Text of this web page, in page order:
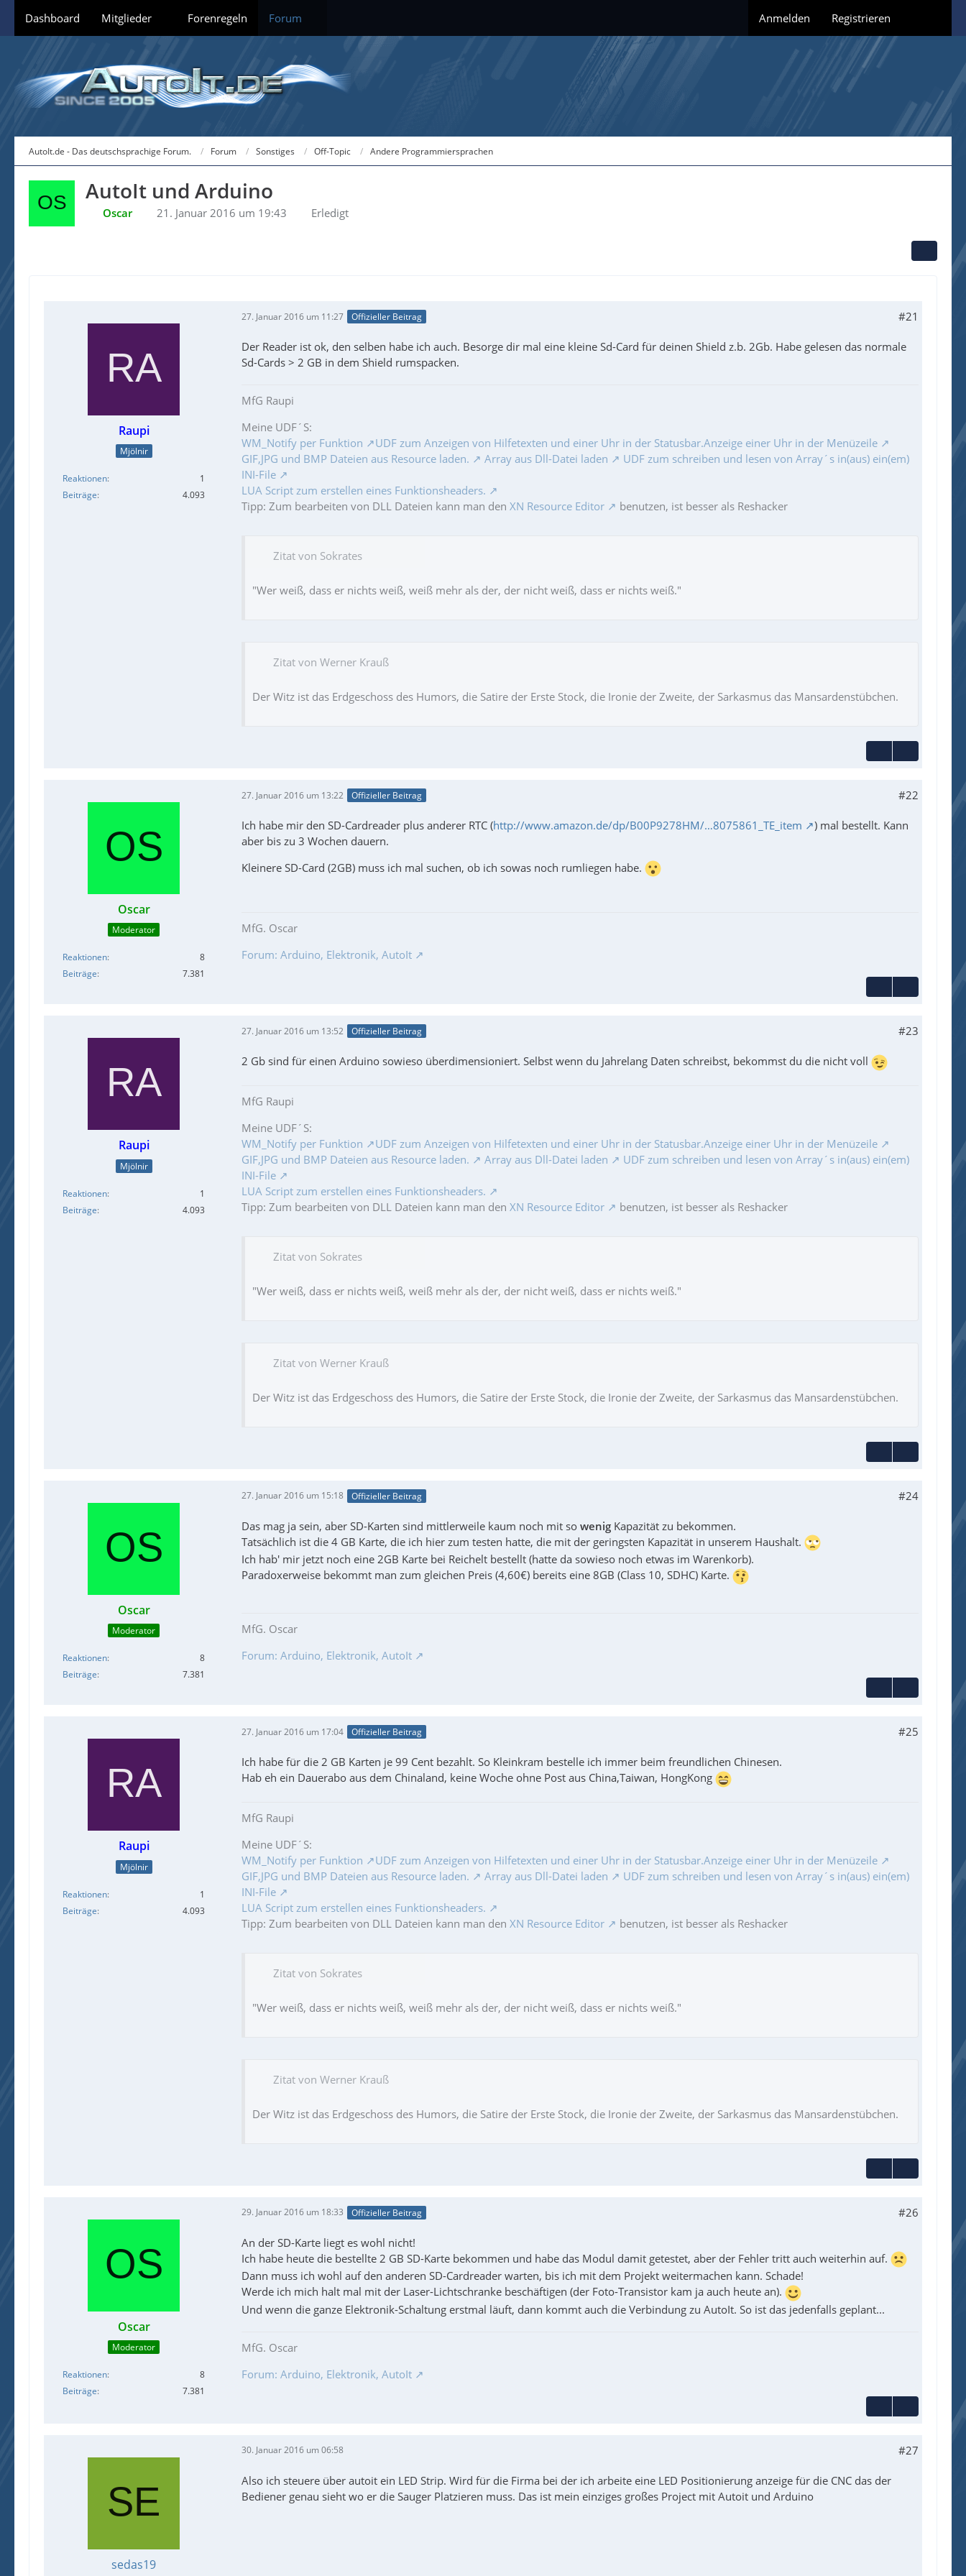
Dashboard Mitglieder Forenregeln Forum Anmelden Registrieren
AutoIt.de - Das deutschsprachige Forum. Forum Sonstiges Off-Topic Andere Programmiersprachen
AutoIt und Arduino
Oscar 21. Januar 2016 um 19:43 Erledigt
Raupi
Mjölnir
Reaktionen
1
Beiträge
4.093
27. Januar 2016 um 11:27 Offizieller Beitrag #21
Der Reader ist ok, den selben habe ich auch. Besorge dir mal eine kleine Sd-Card für deinen Shield z.b. 2Gb. Habe gelesen das normale
Sd-Cards > 2 GB in dem Shield rumspacken.
MfG Raupi
Meine UDF´S:
WM_Notify per Funktion
UDF zum Anzeigen von Hilfetexten und einer Uhr in der Statusbar.Anzeige einer Uhr in der Menüzeile
GIF,JPG und BMP Dateien aus Resource laden.
Array aus Dll-Datei laden
UDF zum schreiben und lesen von Array´s in(aus) ein(em)
INI-File
LUA Script zum erstellen eines Funktionsheaders.
Tipp: Zum bearbeiten von DLL Dateien kann man den XN Resource Editor benutzen, ist besser als Reshacker
Zitat von Sokrates
"Wer weiß, dass er nichts weiß, weiß mehr als der, der nicht weiß, dass er nichts weiß."
Zitat von Werner Krauß
Der Witz ist das Erdgeschoss des Humors, die Satire der Erste Stock, die Ironie der Zweite, der Sarkasmus das Mansardenstübchen.
Oscar
Moderator
Reaktionen
8
Beiträge
7.381
27. Januar 2016 um 13:22 Offizieller Beitrag #22
Ich habe mir den SD-Cardreader plus anderer RTC (http://www.amazon.de/dp/B00P9278HM/…8075861_TE_item
) mal bestellt. Kann
aber bis zu 3 Wochen dauern.
Kleinere SD-Card (2GB) muss ich mal suchen, ob ich sowas noch rumliegen habe.
MfG. Oscar
Forum: Arduino, Elektronik, AutoIt
Raupi
Mjölnir
Reaktionen
1
Beiträge
4.093
27. Januar 2016 um 13:52 Offizieller Beitrag #23
2 Gb sind für einen Arduino sowieso überdimensioniert. Selbst wenn du Jahrelang Daten schreibst, bekommst du die nicht voll
MfG Raupi
Meine UDF´S:
WM_Notify per Funktion
UDF zum Anzeigen von Hilfetexten und einer Uhr in der Statusbar.Anzeige einer Uhr in der Menüzeile
GIF,JPG und BMP Dateien aus Resource laden.
Array aus Dll-Datei laden
UDF zum schreiben und lesen von Array´s in(aus) ein(em)
INI-File
LUA Script zum erstellen eines Funktionsheaders.
Tipp: Zum bearbeiten von DLL Dateien kann man den XN Resource Editor benutzen, ist besser als Reshacker
Zitat von Sokrates
"Wer weiß, dass er nichts weiß, weiß mehr als der, der nicht weiß, dass er nichts weiß."
Zitat von Werner Krauß
Der Witz ist das Erdgeschoss des Humors, die Satire der Erste Stock, die Ironie der Zweite, der Sarkasmus das Mansardenstübchen.
Oscar
Moderator
Reaktionen
8
Beiträge
7.381
27. Januar 2016 um 15:18 Offizieller Beitrag #24
Das mag ja sein, aber SD-Karten sind mittlerweile kaum noch mit so wenig Kapazität zu bekommen.
Tatsächlich ist die 4 GB Karte, die ich hier zum testen hatte, die mit der geringsten Kapazität in unserem Haushalt.
Ich hab' mir jetzt noch eine 2GB Karte bei Reichelt bestellt (hatte da sowieso noch etwas im Warenkorb).
Paradoxerweise bekommt man zum gleichen Preis (4,60€) bereits eine 8GB (Class 10, SDHC) Karte.
MfG. Oscar
Forum: Arduino, Elektronik, AutoIt
Raupi
Mjölnir
Reaktionen
1
Beiträge
4.093
27. Januar 2016 um 17:04 Offizieller Beitrag #25
Ich habe für die 2 GB Karten je 99 Cent bezahlt. So Kleinkram bestelle ich immer beim freundlichen Chinesen.
Hab eh ein Dauerabo aus dem Chinaland, keine Woche ohne Post aus China,Taiwan, HongKong
MfG Raupi
Meine UDF´S:
WM_Notify per Funktion
UDF zum Anzeigen von Hilfetexten und einer Uhr in der Statusbar.Anzeige einer Uhr in der Menüzeile
GIF,JPG und BMP Dateien aus Resource laden.
Array aus Dll-Datei laden
UDF zum schreiben und lesen von Array´s in(aus) ein(em)
INI-File
LUA Script zum erstellen eines Funktionsheaders.
Tipp: Zum bearbeiten von DLL Dateien kann man den XN Resource Editor benutzen, ist besser als Reshacker
Zitat von Sokrates
"Wer weiß, dass er nichts weiß, weiß mehr als der, der nicht weiß, dass er nichts weiß."
Zitat von Werner Krauß
Der Witz ist das Erdgeschoss des Humors, die Satire der Erste Stock, die Ironie der Zweite, der Sarkasmus das Mansardenstübchen.
Oscar
Moderator
Reaktionen
8
Beiträge
7.381
29. Januar 2016 um 18:33 Offizieller Beitrag #26
An der SD-Karte liegt es wohl nicht!
Ich habe heute die bestellte 2 GB SD-Karte bekommen und habe das Modul damit getestet, aber der Fehler tritt auch weiterhin auf.
Dann muss ich wohl auf den anderen SD-Cardreader warten, bis ich mit dem Projekt weitermachen kann. Schade!
Werde ich mich halt mal mit der Laser-Lichtschranke beschäftigen (der Foto-Transistor kam ja auch heute an).
Und wenn die ganze Elektronik-Schaltung erstmal läuft, dann kommt auch die Verbindung zu AutoIt. So ist das jedenfalls geplant...
MfG. Oscar
Forum: Arduino, Elektronik, AutoIt
sedas19
30. Januar 2016 um 06:58 #27
Also ich steuere über autoit ein LED Strip. Wird für die Firma bei der ich arbeite eine LED Positionierung anzeige für die CNC das der
Bediener genau sieht wo er die Sauger Platzieren muss. Das ist mein einziges großes Project mit Autoit und Arduino